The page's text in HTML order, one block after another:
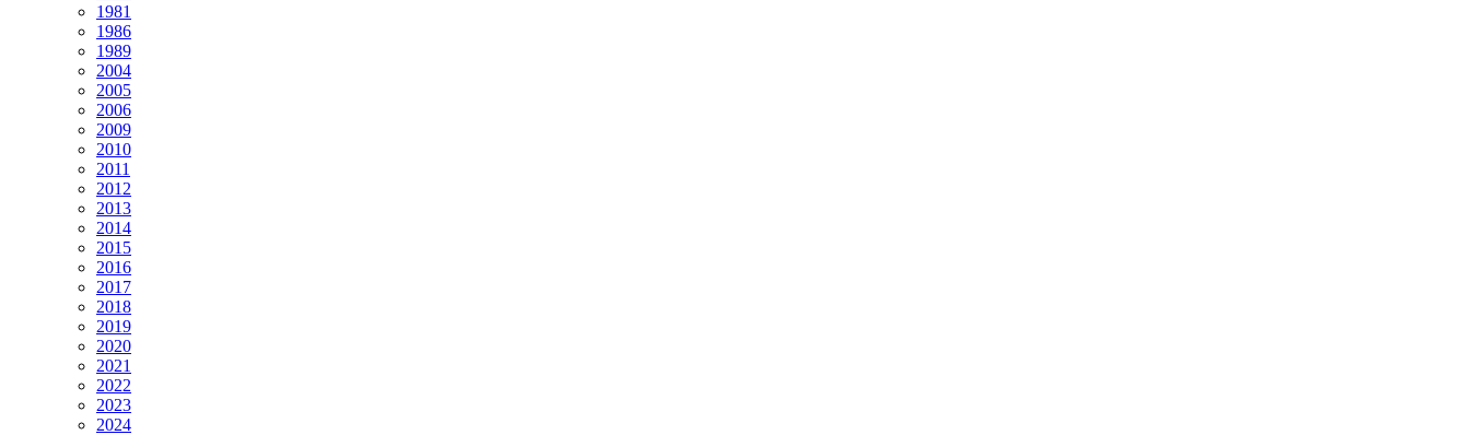
1981
1986
1989
2004
2005
2006
2009
2010
2011
2012
2013
2014
2015
2016
2017
2018
2019
2020
2021
2022
2023
2024